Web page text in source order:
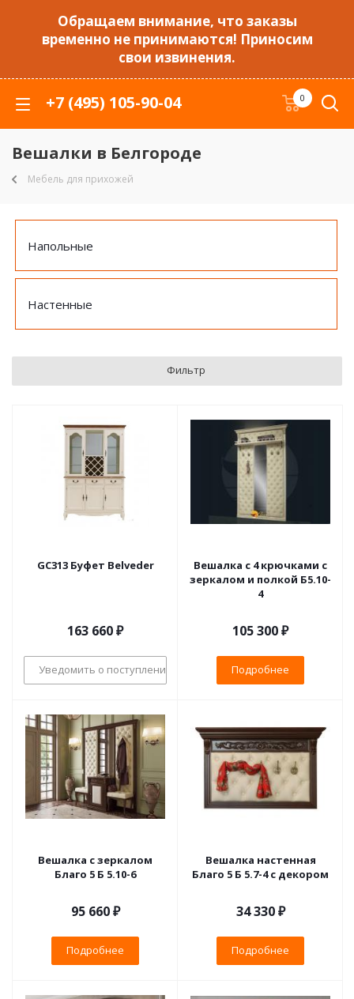
Обращаем внимание, что заказы
временно не принимаются! Приносим
свои извинения.
+7 (495) 105-90-04 0
Вешалки в Белгороде
Мебель для прихожей
Напольные
Настенные
Фильтр
GC313 Буфет Belveder
163 660₽
Уведомить о поступлении
Вешалка с 4 крючками с
зеркалом и полкой Б5.10-
4
105 300 ₽
Подробнее
Вешалка с зеркалом
Благо 5 Б 5.10-6
95 660 ₽
Подробнее
Вешалка настенная
Благо 5 Б 5.7-4 с декором
34 330 ₽
Подробнее